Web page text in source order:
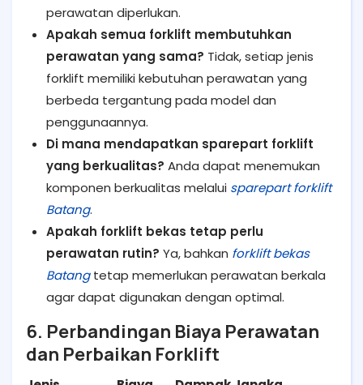
perawatan diperlukan.
Apakah semua forklift membutuhkan
perawatan yang sama? Tidak, setiap jenis
forklift memiliki kebutuhan perawatan yang
berbeda tergantung pada model dan
penggunaannya.
Di mana mendapatkan sparepart forklift
yang berkualitas? Anda dapat menemukan
komponen berkualitas melalui sparepart forklift
Batang.
Apakah forklift bekas tetap perlu
perawatan rutin? Ya, bahkan forklift bekas
Batangtetap memerlukan perawatan berkala
agar dapat digunakan dengan optimal.
6. Perbandingan Biaya Perawatan
dan Perbaikan Forklift